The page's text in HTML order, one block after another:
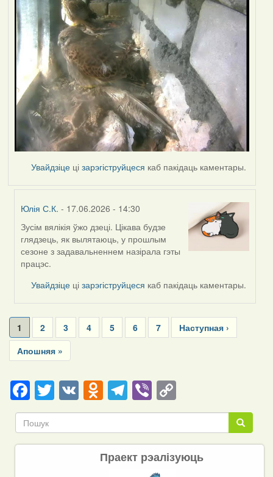
Увайдзіце цізарэгіструйцеся каб пакідаць каментары.
Юлія С.К. - 17.06.2026 - 14:30
In
reply
to
by
Harrier
Зусім вялікія ўжо дзеці. Цікава будзе
глядзець, як вылятаюць, у прошлым
сезоне з задавальненнем назірала гэты
працэс.
Увайдзіце цізарэгіструйцеся каб пакідаць каментары.
Pagination
Current
page
1 Page
2 Page
3 Page
4 Page
5 Page
6 Page
7
Next
page
Наступная ›
Last
page
Апошняя »
Facebook
Twitter
VKOdnoklassniki
Telegram
ViberCopy
Link Пошук
Пошук
Праект рэалізуюць